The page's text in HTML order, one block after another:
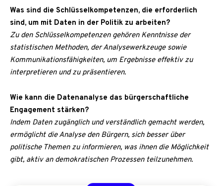
Was sind die Schlüsselkompetenzen, die erforderlich
sind, um mit Daten in der Politik zu arbeiten?
Zu den Schlüsselkompetenzen gehören Kenntnisse der
statistischen Methoden, der Analysewerkzeuge sowie
Kommunikationsfähigkeiten, um Ergebnisse effektiv zu
interpretieren und zu präsentieren.
Wie kann die Datenanalyse das bürgerschaftliche
Engagement stärken?
Indem Daten zugänglich und verständlich gemacht werden,
ermöglicht die Analyse den Bürgern, sich besser über
politische Themen zu informieren, was ihnen die Möglichkeit
gibt, aktiv an demokratischen Prozessen teilzunehmen.